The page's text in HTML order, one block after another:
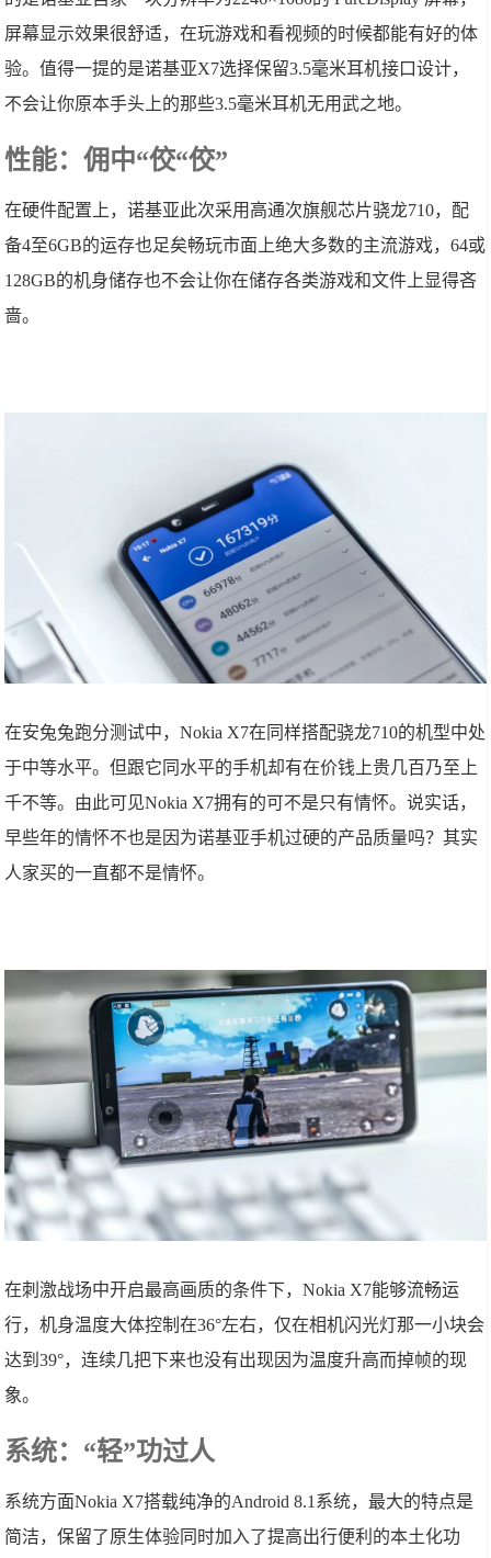
屏幕显示效果很舒适，在玩游戏和看视频的时候都能有好的体
验。值得一提的是诺基亚X7选择保留3.5毫米耳机接口设计，
不会让你原本手头上的那些3.5毫米耳机无用武之地。
性能：佣中“佼“佼”
在硬件配置上，诺基亚此次采用高通次旗舰芯片骁龙710，配
备4至6GB的运存也足矣畅玩市面上绝大多数的主流游戏，64或
128GB的机身储存也不会让你在储存各类游戏和文件上显得吝
啬。
在安兔兔跑分测试中，Nokia X7在同样搭配骁龙710的机型中处
于中等水平。但跟它同水平的手机却有在价钱上贵几百乃至上
千不等。由此可见Nokia X7拥有的可不是只有情怀。说实话，
早些年的情怀不也是因为诺基亚手机过硬的产品质量吗？其实
人家买的一直都不是情怀。
在刺激战场中开启最高画质的条件下，Nokia X7能够流畅运
行，机身温度大体控制在36°左右，仅在相机闪光灯那一小块会
达到39°，连续几把下来也没有出现因为温度升高而掉帧的现
象。
系统：“轻”功过人
系统方面Nokia X7搭载纯净的Android 8.1系统，最大的特点是
简洁，保留了原生体验同时加入了提高出行便利的本土化功